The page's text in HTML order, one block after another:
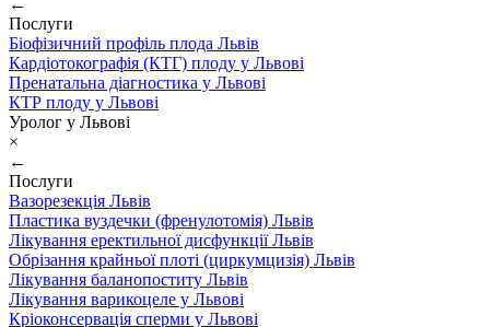
←
Послуги
Біофізичний профіль плода Львів
Кардіотокографія (КТГ) плоду у Львові
Пренатальна діагностика у Львові
КТР плоду у Львові
Уролог у Львові
×
←
Послуги
Вазорезекція Львів
Пластика вуздечки (френулотомія) Львів
Лікування еректильної дисфункції Львів
Обрізання крайньої плоті (циркумцизія) Львів
Лікування баланопоститу Львів
Лікування варикоцеле у Львові
Кріоконсервація сперми у Львові